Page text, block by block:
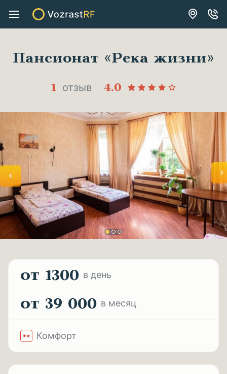
Свободные местаРасположение Категории Цены
Пансионат «Река жизни»
1 отзыв 4.0
от 1300 в день
от 39 000 в месяц
Комфорт